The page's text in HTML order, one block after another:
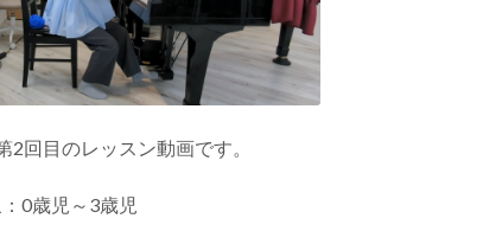
画
個
2回目のレッスン動画です。
0歳児～3歳児